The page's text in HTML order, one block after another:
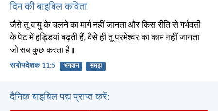
दिन की बाइबिल कविता
जैसे तू वायु के चलने का मार्ग नहीं जानता और किस रीति से गर्भवती
के पेट में हड्डियां बढ़ती हैं, वैसे ही तू परमेश्वर का काम नहीं जानता
जो सब कुछ करता है॥
सभोपदेशक 11:5 भगवान समझ
दैनिक बाइबिल पद्य प्राप्त करें: